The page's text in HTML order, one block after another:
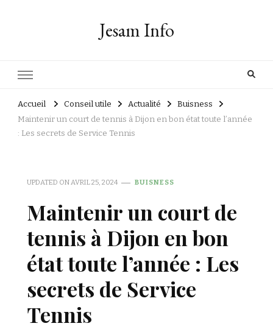
Jesam Info
Accueil Conseil utile Actualité
Buisness
Maintenir un court de tennis à Dijon en bon état toute l’année
: Les secrets de Service Tennis
UPDATED ONAVRIL 25, 2024 BUISNESS
Maintenir un court de
tennis à Dijon en bon
état toute l’année : Les
secrets de Service
Tennis